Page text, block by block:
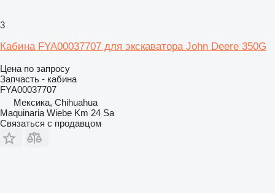
3
Кабина FYA00037707 для экскаватора John Deere 350G
Цена по запросу
Запчасть - кабина
FYA00037707
Мексика, Chihuahua
Maquinaria Wiebe Km 24 Sa
Связаться с продавцом